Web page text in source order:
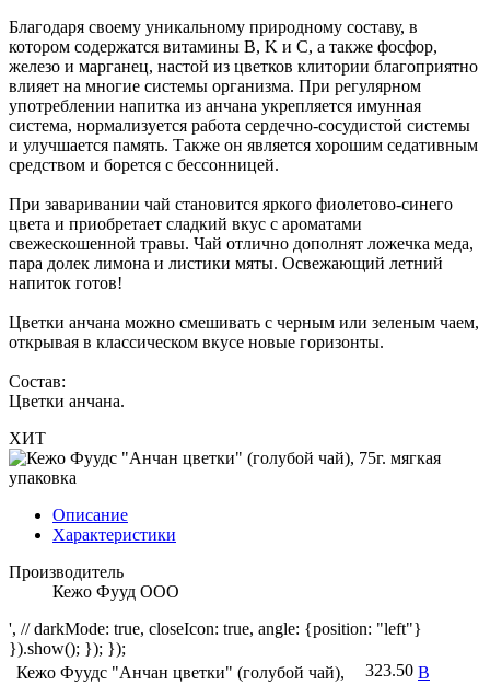
Благодаря своему уникальному природному составу, в
котором содержатся витамины В, K и С, а также фосфор,
железо и марганец, настой из цветков клитории благоприятно
влияет на многие системы организма. При регулярном
употреблении напитка из анчана укрепляется имунная
система, нормализуется работа сердечно-сосудистой системы
и улучшается память. Также он является хорошим седативным
средством и борется с бессонницей.
При заваривании чай становится яркого фиолетово-синего
цвета и приобретает сладкий вкус с ароматами
свежескошенной травы. Чай отлично дополнят ложечка меда,
пара долек лимона и листики мяты. Освежающий летний
напиток готов!
Цветки анчана можно смешивать с черным или зеленым чаем,
открывая в классическом вкусе новые горизонты.
Состав:
Цветки анчана.
ХИТ
Описание
Характеристики
Производитель
Кежо Фууд ООО
', // darkMode: true, closeIcon: true, angle: {position: "left"}
}).show(); }); });
Кежо Фуудс "Анчан цветки" (голубой чай),
323.50 В